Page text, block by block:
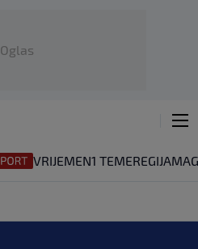
Oglas
VRIJEMEN1 TEMEREGIJA